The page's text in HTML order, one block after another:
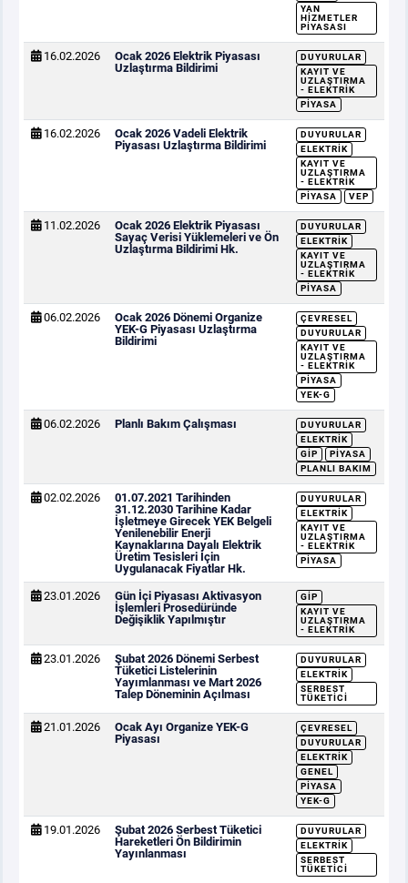
YAN
HIZMETLER
PIYASASI
16.02.2026
Ocak 2026 Elektrik Piyasası
Uzlaştırma Bildirimi
DUYURULAR
KAYIT VE
UZLAŞTIRMA
- ELEKTRIK
PIYASA
16.02.2026
Ocak 2026 Vadeli Elektrik
Piyasası Uzlaştırma Bildirimi
DUYURULAR
ELEKTRIK
KAYIT VE
UZLAŞTIRMA
- ELEKTRIK
PIYASA
VEP
11.02.2026
Ocak 2026 Elektrik Piyasası
Sayaç Verisi Yüklemeleri ve Ön
Uzlaştırma Bildirimi Hk.
DUYURULAR
ELEKTRIK
KAYIT VE
UZLAŞTIRMA
- ELEKTRIK
PIYASA
06.02.2026
Ocak 2026 Dönemi Organize
YEK-G Piyasası Uzlaştırma
Bildirimi
ÇEVRESEL
DUYURULAR
KAYIT VE
UZLAŞTIRMA
- ELEKTRIK
PIYASA
YEK-G
06.02.2026 Planlı Bakım Çalışması
DUYURULAR
ELEKTRIK
GİP
PIYASA
PLANLI BAKIM
02.02.2026
01.07.2021 Tarihinden
31.12.2030 Tarihine Kadar
İşletmeye Girecek YEK Belgeli
Yenilenebilir Enerji
Kaynaklarına Dayalı Elektrik
Üretim Tesisleri İçin
Uygulanacak Fiyatlar Hk.
DUYURULAR
ELEKTRIK
KAYIT VE
UZLAŞTIRMA
- ELEKTRIK
PIYASA
23.01.2026
Gün İçi Piyasası Aktivasyon
İşlemleri Prosedüründe
Değişiklik Yapılmıştır
GİP
KAYIT VE
UZLAŞTIRMA
- ELEKTRIK
23.01.2026
Şubat 2026 Dönemi Serbest
Tüketici Listelerinin
Yayımlanması ve Mart 2026
Talep Döneminin Açılması
DUYURULAR
ELEKTRIK
SERBEST
TÜKETICI
21.01.2026
Ocak Ayı Organize YEK-G
Piyasası
ÇEVRESEL
DUYURULAR
ELEKTRIK
GENEL
PIYASA
YEK-G
19.01.2026
Şubat 2026 Serbest Tüketici
Hareketleri Ön Bildirimin
Yayınlanması
DUYURULAR
ELEKTRIK
SERBEST
TÜKETICI